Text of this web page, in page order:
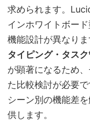
求められます。
インホワイトボー
機能設計が異なり
タイピング・タス
が顕著になるため
た比較検討が必要
シーン別の機能差
供します。